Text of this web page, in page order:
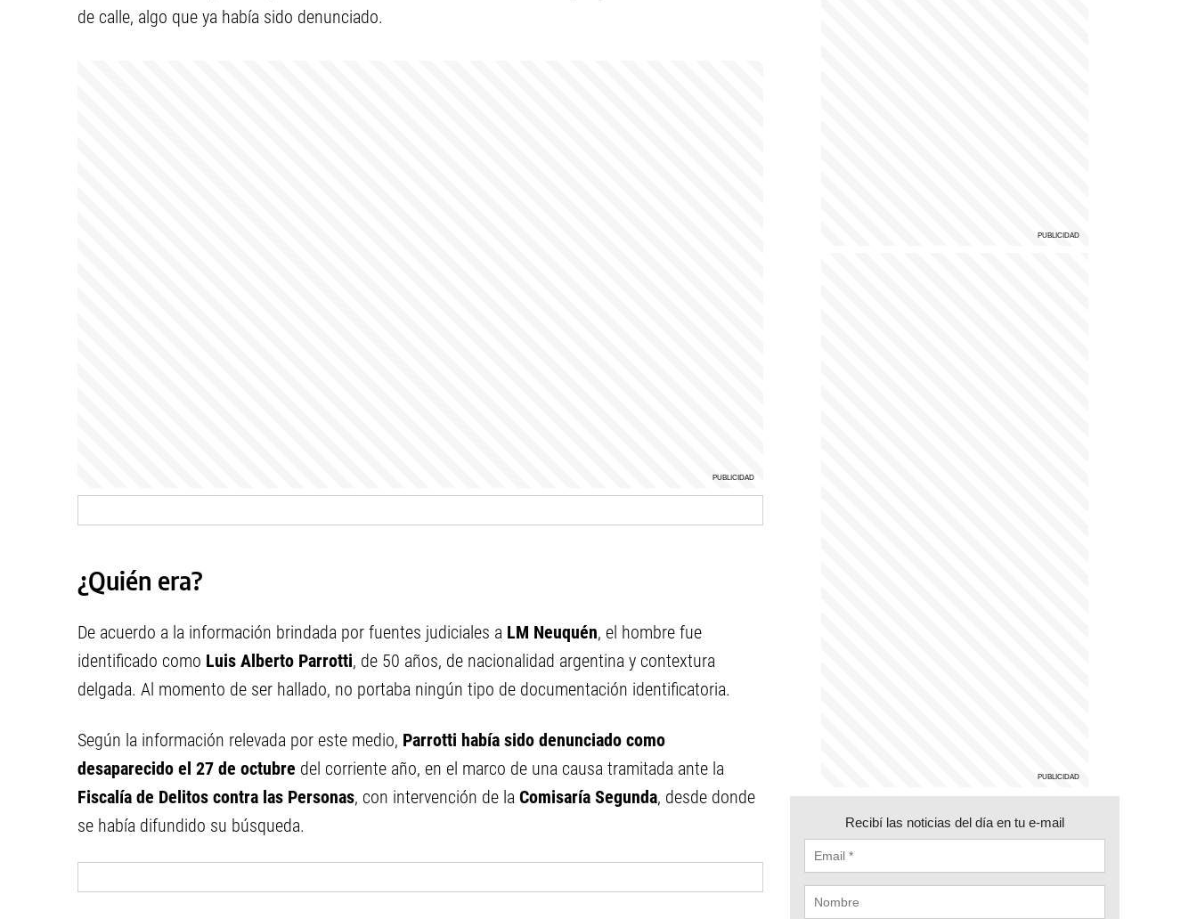
de calle, algo que ya había sido denunciado.
¿Quién era?
De acuerdo a la información brindada por fuentes judiciales a LM Neuquén, el hombre fue
identificado como Luis Alberto Parrotti, de 50 años, de nacionalidad argentina y contextura
delgada. Al momento de ser hallado, no portaba ningún tipo de documentación identificatoria.
Según la información relevada por este medio, Parrotti había sido denunciado como
desaparecido el 27 de octubre del corriente año, en el marco de una causa tramitada ante la
Fiscalía de Delitos contra las Personas, con intervención de la Comisaría Segunda, desde donde
se había difundido su búsqueda.
Recibí las noticias del día en tu e-mail